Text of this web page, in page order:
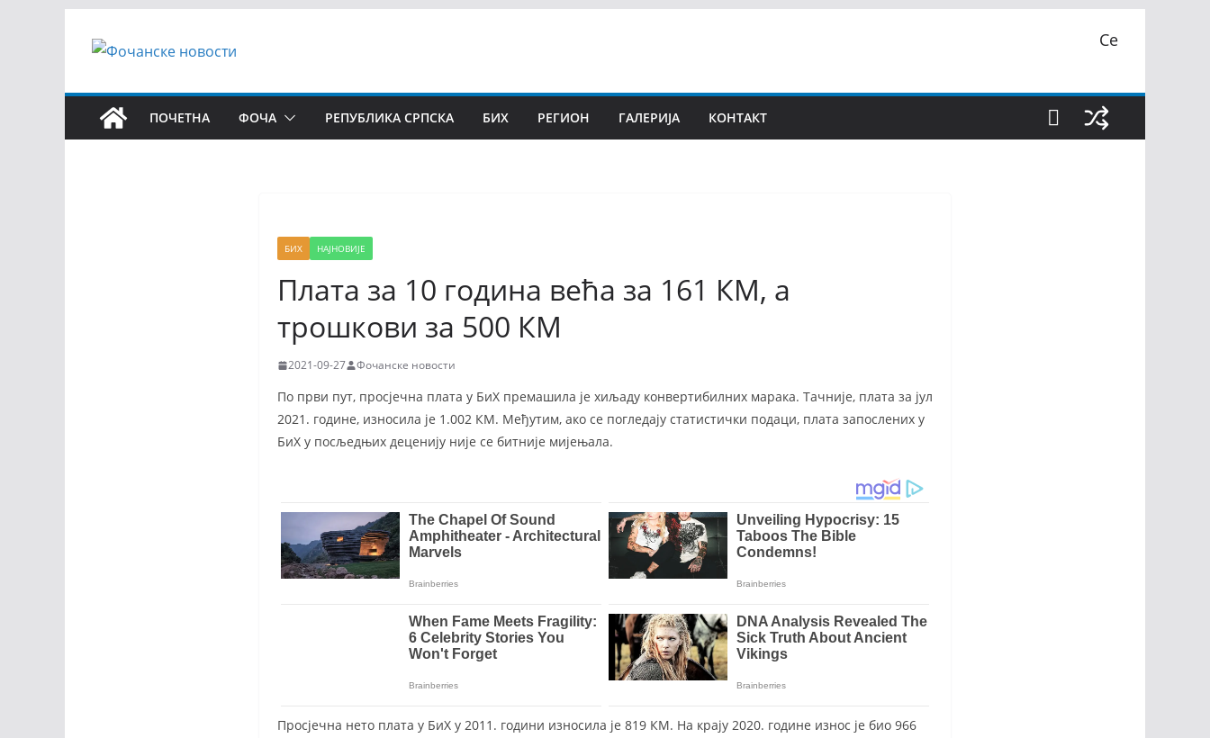
Се
ПОЧЕТНА ФОЧА РЕПУБЛИКА СРПСКА БИХ РЕГИОН ГАЛЕРИЈА КОНТАКТ
БИХ НАЈНОВИЈЕ
Плата за 10 година већа за 161 КМ, а
трошкови за 500 КМ
2021-09-27 Фочанске новости
По први пут, просјечна плата у БиХ премашила је хиљаду конвертибилних марака. Тачније, плата за јул
2021. године, износила је 1.002 КМ. Међутим, ако се погледају статистички подаци, плата запослених у
БиХ у посљедњих деценију није се битније мијењала.
Просјечна нето плата у БиХ у 2011. години износила је 819 КМ. На крају 2020. године износ је био 966